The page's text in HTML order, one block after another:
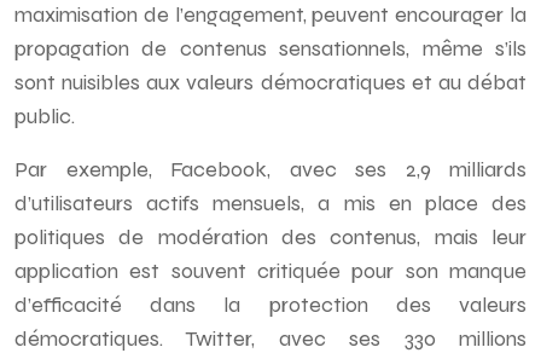
maximisation de l’engagement, peuvent encourager la
propagation de contenus sensationnels, même s’ils
sont nuisibles aux valeurs démocratiques et au débat
public.
Par exemple, Facebook, avec ses 2,9 milliards
d’utilisateurs actifs mensuels, a mis en place des
politiques de modération des contenus, mais leur
application est souvent critiquée pour son manque
d’efficacité dans la protection des valeurs
démocratiques. Twitter, avec ses 330 millions